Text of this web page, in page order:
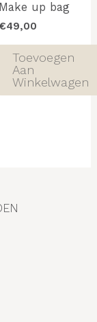
Make up bag
49,00
Toevoegen
Aan
Winkelwagen